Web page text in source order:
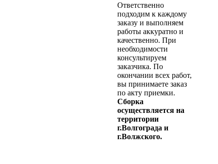
Ответственно
подходим к каждому
заказу и выполняем
работы аккуратно и
качественно. При
необходимости
консультируем
заказчика. По
окончании всех работ,
вы принимаете заказ
по акту приемки.
Сборка
осуществляется на
территории
г.Волгограда и
г.Волжского.